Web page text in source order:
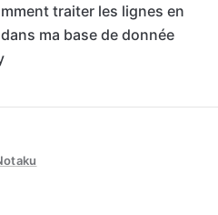
traiter les lignes en
ma base de donnée